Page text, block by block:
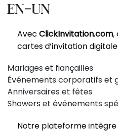
en-un
Avec ClickInvitation.com,
cartes d’invitation
Mariages et fiançailles
Événements corporatifs et
Anniversaires et fêtes
Showers et événements
Notre plateforme intègre